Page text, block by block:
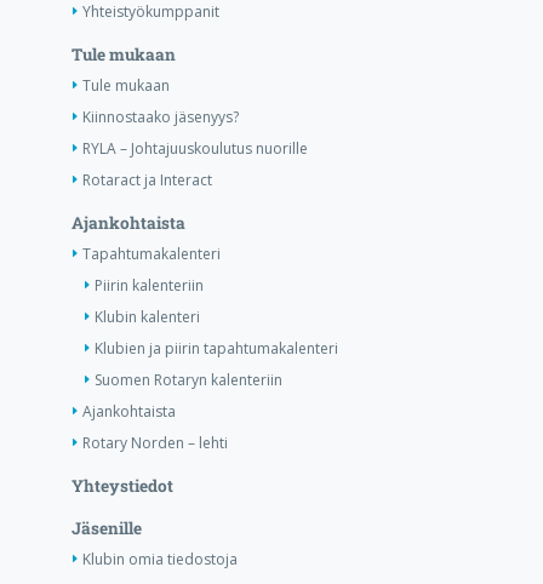
Yhteistyökumppanit
Tule mukaan
Tule mukaan
Kiinnostaako jäsenyys?
RYLA – Johtajuuskoulutus nuorille
Rotaract ja Interact
Ajankohtaista
Tapahtumakalenteri
Piirin kalenteriin
Klubin kalenteri
Klubien ja piirin tapahtumakalenteri
Suomen Rotaryn kalenteriin
Ajankohtaista
Rotary Norden – lehti
Yhteystiedot
Jäsenille
Klubin omia tiedostoja